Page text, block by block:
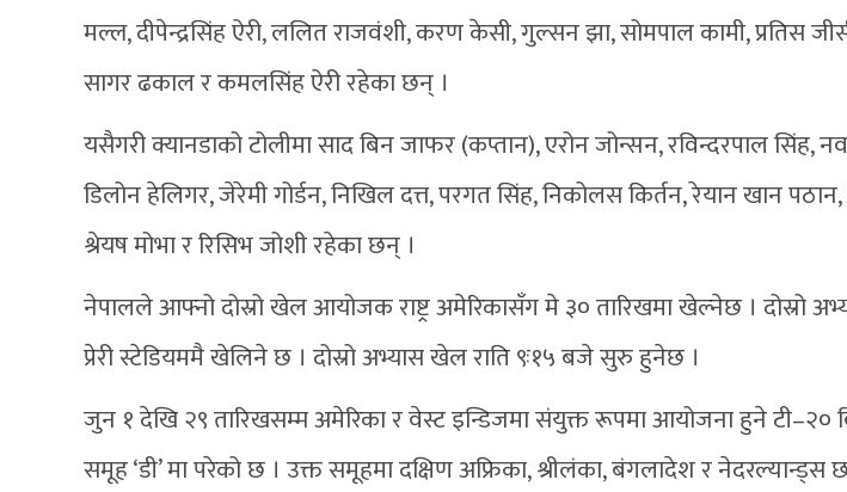
मल्ल, दीपेन्द्रसिंह ऐरी, ललित राजवंशी, करण केसी, गुल्सन झा, सोमपाल कामी, प्रतिस
सागर ढकाल र कमलसिंह ऐरी रहेका छन् ।
यसैगरी क्यानडाको टोलीमा साद बिन जाफर (कप्तान), एरोन जोन्सन, रविन्दरपाल सिंह,
डिलोन हेलिगर, जेरेमी गोर्डन, निखिल दत्त, परगत सिंह, निकोलस किर्तन, रेयान खान
श्रेयष मोभा र रिसिभ जोशी रहेका छन् ।
नेपालले आफ्नो दोस्रो खेल आयोजक राष्ट्र अमेरिकासँग मे ३० तारिखमा खेल्नेछ । दोस्रो
प्रेरी स्टेडियममै खेलिने छ । दोस्रो अभ्यास खेल राति ९ः१५ बजे सुरु हुनेछ ।
जुन १ देखि २९ तारिखसम्म अमेरिका र वेस्ट इन्डिजमा संयुक्त रूपमा आयोजना हुने
समूह ‘डी’ मा परेको छ । उक्त समूहमा दक्षिण अफ्रिका, श्रीलंका, बंगलादेश र नेदरल्यान्ड्स